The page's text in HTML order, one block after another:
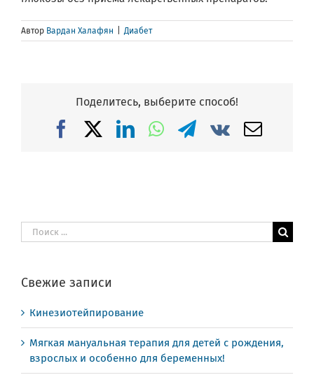
Автор Вардан Халафян Диабет
Поделитесь, выберите способ!
FacebookLinkedIn
WhatsApp
Telegram
Vk Email
Результат
поиска:
Свежие записи
Кинезиотейпирование
Мягкая мануальная терапия для детей с рождения,
взрослых и особенно для беременных!